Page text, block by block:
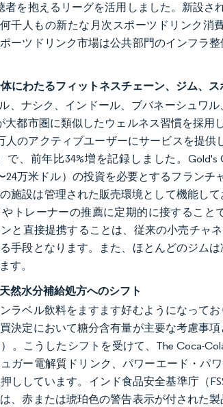
者を抱えるリーグを活用しました。新設
千人もの新たな月次スポーツドリンク
ーツドリンク市場は公共部門のインフラ
にわたるフィットネスチェーン、ジム、
、ナシク、インドール、ブバネーシュワ
大都市圏に類似したウェルネス習慣を採
人のアクティブユーザーにサービスを提供
で、前年比34%増を記録しました。
24万米ドル）の投資を必要とするフラン
施設は管理された販売環境として機能し
トレーナーの推薦に定期的に接するこ
と直接提携することは、従来の小売チャ
手段となります。また、ほとんどのジム
す。
然水分補給処方へのシフト
ラベル飲料をますます好むようになって
決定において糖分含有量が主要な考慮事
。こうしたシフトを受けて、The Coca-
ガー電解質ドリンク、パワーエード・パ
ししています。インド食品安全基準庁（
、赤または琥珀色の警告表示が付された